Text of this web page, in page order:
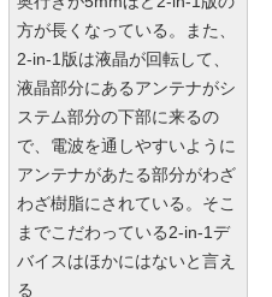
方が長くなっている。また、
2-in-1版は液晶が回転して、
液晶部分にあるアンテナがシ
ステム部分の下部に来るの
で、電波を通しやすいように
アンテナがあたる部分がわざ
わざ樹脂にされている。そこ
までこだわっている2-in-1デ
バイスはほかにはないと言え
る